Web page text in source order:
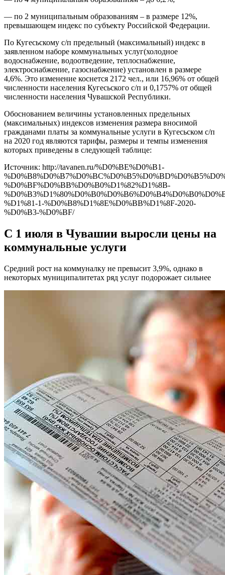
— по 2 муниципальным образованиям – в размере 12%,
превышающем индекс по субъекту Российской Федерации.
По Кугесьскому с/п предельный (максимальный) индекс в
заявленном наборе коммунальных услуг(холодное
водоснабжение, водоотведение, теплоснабжение,
электроснабжение, газоснабжение) установлен в размере
4,6%. Это изменение коснется 2172 чел., или 16,96% от общей
численности населения Кугесьского с/п и 0,1757% от общей
численности населения Чувашской Республики.
Обоснованием величины установленных предельных
(максимальных) индексов изменения размера вносимой
гражданами платы за коммунальные услуги в Кугесьском с/п
на 2020 год являются тарифы, размеры и темпы изменения
которых приведены в следующей таблице:
Источник: http://tavanen.ru/%D0%BE%D0%B1-
%D0%BF%D0%BB%D0%B0%D1%82%D1%8B-
%D1%81-1-%D0%B8%D1%8E%D0%BB%D1%8F-2020-
%D0%B3-%D0%BF/
С 1 июля в Чувашии выросли цены на
коммунальные услуги
Средний рост на коммуналку не превысит 3,9%, однако в
некоторых муниципалитетах ряд услуг подорожает сильнее